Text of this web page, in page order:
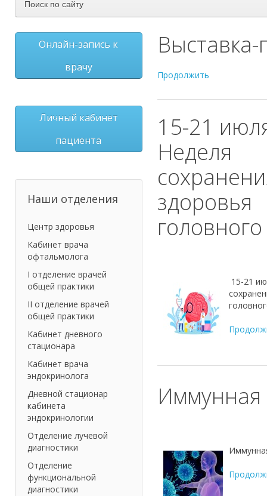
Поиск по сайту
Продолжить
15-21
Неделя
здоровья
15-21
Иммунная
Онлайн-запись к
врачу
Личный кабинет
пациента
Наши отделения
Центр здоровья
Кабинет врача
офтальмолога
I отделение врачей
общей практики
II отделение врачей
общей практики
Кабинет дневного
стационара
Кабинет врача
эндокринолога
Дневной стационар
кабинета
эндокринологии
Отделение лучевой
диагностики
Отделение
функциональной
диагностики